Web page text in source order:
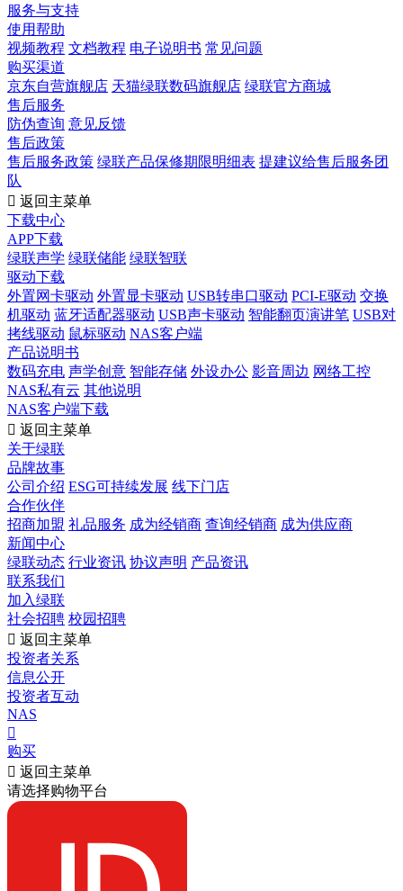
服务与支持
使用帮助
视频教程 文档教程 电子说明书 常见问题
购买渠道
京东自营旗舰店 天猫绿联数码旗舰店 绿联官方商城
售后服务
防伪查询 意见反馈
售后政策
售后服务政策 绿联产品保修期限明细表 提建议给售后服务团
队
 返回主菜单
下载中心
APP下载
绿联声学 绿联储能 绿联智联
驱动下载
外置网卡驱动 外置显卡驱动 USB转串口驱动 PCI-E驱动 交换
机驱动 蓝牙适配器驱动 USB声卡驱动 智能翻页演讲笔 USB对
拷线驱动 鼠标驱动 NAS客户端
产品说明书
数码充电 声学创意 智能存储 外设办公 影音周边 网络工控
NAS私有云 其他说明
NAS客户端下载
 返回主菜单
关于绿联
品牌故事
公司介绍 ESG可持续发展 线下门店
合作伙伴
招商加盟 礼品服务 成为经销商 查询经销商 成为供应商
新闻中心
绿联动态 行业资讯 协议声明 产品资讯
联系我们
加入绿联
社会招聘 校园招聘
 返回主菜单
投资者关系
信息公开
投资者互动
NAS

购买
 返回主菜单
请选择购物平台